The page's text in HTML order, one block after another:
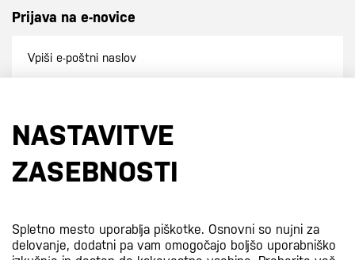
Prijava na e-novice
S prijavo na e-novice se strinjate z
NASTAVITVE
ZASEBNOSTI
Spletno mesto uporablja piškotke. Osnovni so nujni za
delovanje, dodatni pa vam omogočajo boljšo uporabniško